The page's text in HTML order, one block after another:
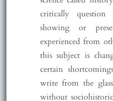
critically
showing or
experienced from
this subject is
certain
write from the
without